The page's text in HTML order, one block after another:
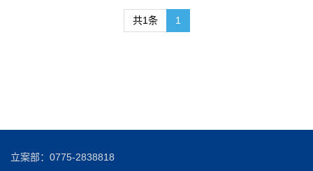
共1条 1
立案部：0775-2838818